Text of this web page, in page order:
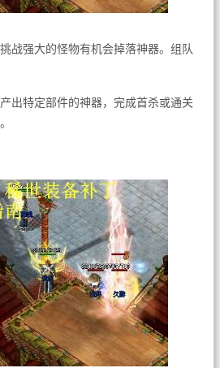
战强大的怪物有机会掉落神器。组队
出特定部件的神器，完成首杀或通关